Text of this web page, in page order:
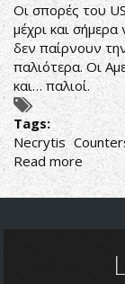
Οι σπορές του
μέχρι και
δεν παίρνουν
παλιότερα. Οι
και… παλιοί.
Tags:
Necrytis
Read moreabout
US
Power